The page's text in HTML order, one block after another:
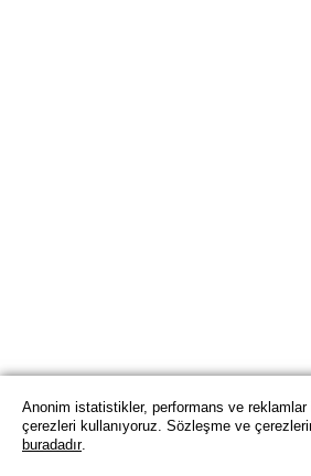
Anonim istatistikler, performans ve reklamlar
çerezleri kullanıyoruz. Sözleşme ve
buradadır.